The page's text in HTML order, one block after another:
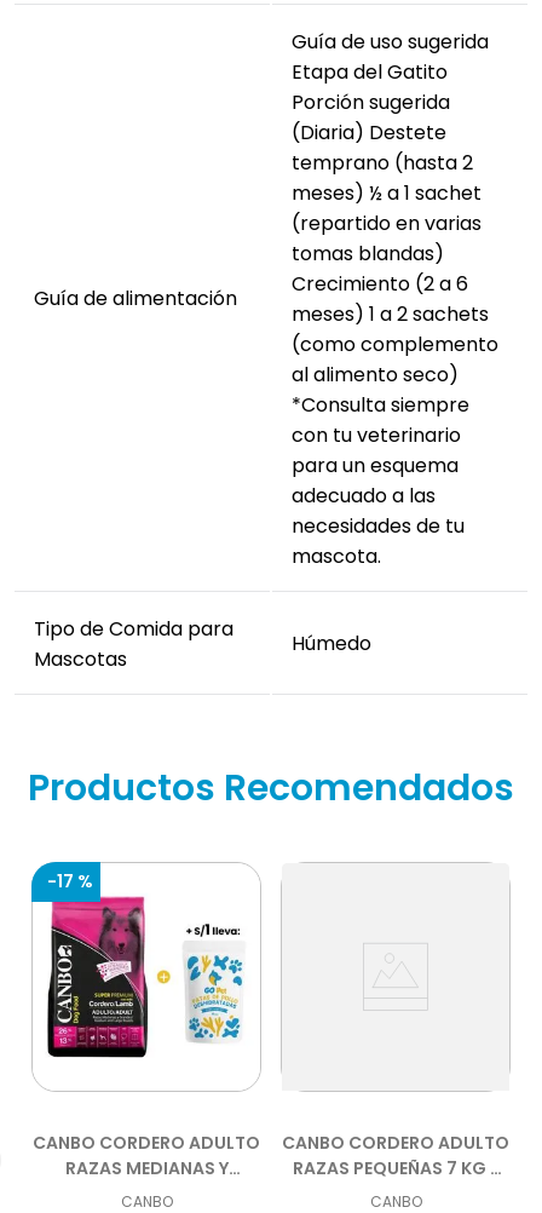
que favorecen la salud
Textura suave y alta palatabilidad.
Favorece una adecuada hidratación.
Sin colorantes, aromas ni conservantes
GranPlus Gourmet Pollo para Gatitos 85 gbrinda
una nutrición completa y equilibrada para apoyar el
crecimiento saludable de tu mascota, favoreciendo
su desarrollo, digestión y bienestar desde sus
Guía de alimentación
Guía de uso sugerida
Etapa del Gatito
Porción sugerida
(Diaria) Destete
temprano (hasta 2
meses) ½ a 1 sachet
(repartido en varias
tomas blandas)
Crecimiento (2 a 6
meses) 1 a 2 sachets
(como complemento
al alimento seco)
*Consulta siempre
con tu veterinario
para un esquema
adecuado a las
necesidades de tu
mascota.
Tipo de Comida para
Mascotas
Húmedo
Productos Recomendados
-17 %
CANBO CORDERO ADULTO
RAZAS MEDIANAS Y
GRANDES 15 KG
CANBO
CANBO CORDERO ADULTO
RAZAS PEQUEÑAS 7 KG -
DISPONIBLE DESDE EL
CANBO